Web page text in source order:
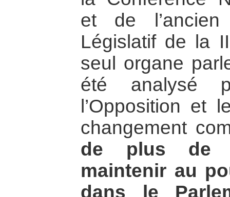
et de l’ancien
Législatif de la
seul organe
été analysé
l’Opposition et
changement
de plus de
maintenir au
dans le